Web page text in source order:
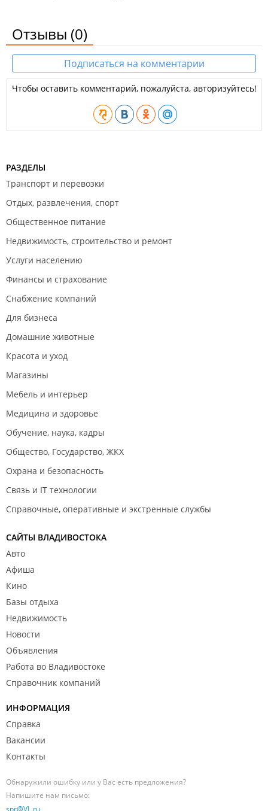
Отзывы (0)
Подписаться на комментарии
Чтобы оставить комментарий, пожалуйста, авторизуйтесь!
РАЗДЕЛЫ
Транспорт и перевозки
Отдых, развлечения, спорт
Общественное питание
Недвижимость, строительство и ремонт
Услуги населению
Финансы и страхование
Снабжение компаний
Для бизнеса
Домашние животные
Красота и уход
Магазины
Мебель и интерьер
Медицина и здоровье
Обучение, наука, кадры
Общество, Государство, ЖКХ
Охрана и безопасность
Связь и IT технологии
Справочные, оперативные и экстренные службы
САЙТЫ ВЛАДИВОСТОКА
Авто
Афиша
Кино
Базы отдыха
Недвижимость
Новости
Объявления
Работа во Владивостоке
Справочник компаний
ИНФОРМАЦИЯ
Справка
Вакансии
Контакты
Обнаружили ошибку или у Вас есть предложения?
Напишите нам письмо:
spr@VL.ru